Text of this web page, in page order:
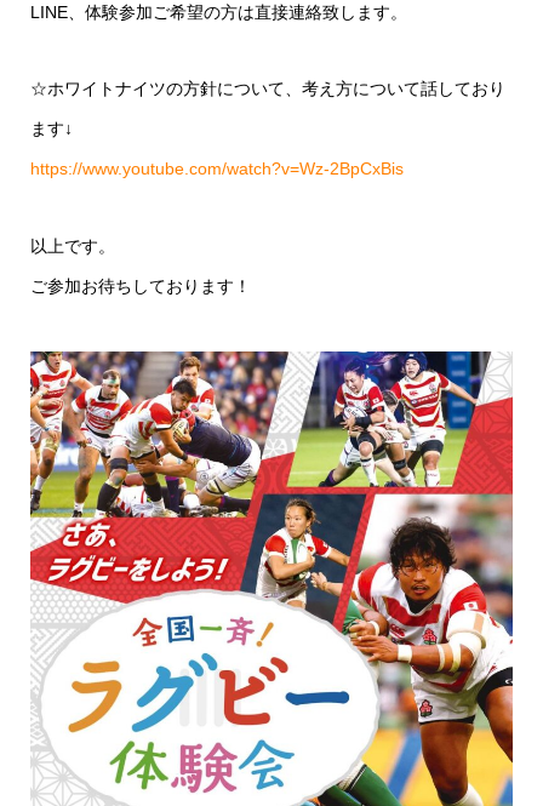
LINE、体験参加ご希望の方は直接連絡致します。
☆ホワイトナイツの方針について、考え方について話しており
ます↓
https://www.youtube.com/watch?v=Wz-2BpCxBis
以上です。
ご参加お待ちしております！